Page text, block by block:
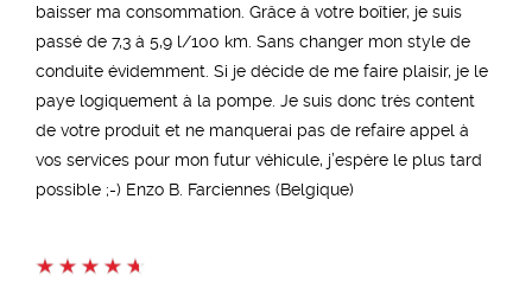
baisser ma consommation. Grâce à votre boîtier, je suis
passé de 7,3 à 5,9 l/100 km. Sans changer mon style de
conduite évidemment. Si je décide de me faire plaisir, je le
paye logiquement à la pompe. Je suis donc très content
de votre produit et ne manquerai pas de refaire appel à
vos services pour mon futur véhicule, j’espère le plus tard
possible ;-) Enzo B. Farciennes (Belgique)